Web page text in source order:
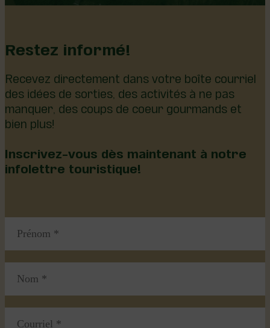
Restez informé!
Recevez directement dans votre boîte courriel
des idées de sorties, des activités à ne pas
manquer, des coups de coeur gourmands et
bien plus!
Inscrivez-vous dès maintenant à notre
infolettre touristique!